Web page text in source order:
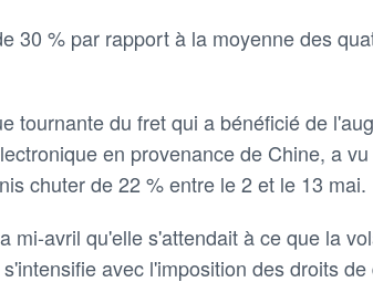
30 % par rapport à la moyenne des
tournante du fret qui a bénéficié de
en provenance de Chine, a
chuter de 22 % entre le 2 et le 13 mai.
mi-avril qu'elle s'attendait à ce que la
avec l'imposition des droits de